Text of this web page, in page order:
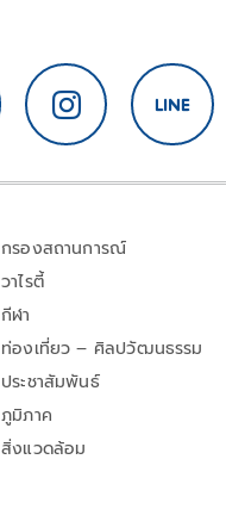
กรองสถานการณ์
วาไรตี้
กีฬา
ท่องเที่ยว – ศิลปวัฒนธรรม
ประชาสัมพันธ์
ภูมิภาค
สิ่งแวดล้อม